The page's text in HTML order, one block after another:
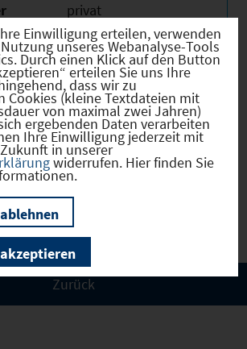
privat
keine Nutzung
Einwilligung erteilen, verwenden
unseres Webanalyse-Tools
Durch einen Klick auf den Button
erteilen Sie uns Ihre
dass wir zu
Cookies (kleine Textdateien mit
von maximal zwei Jahren)
ergebenden Daten verarbeiten
Ihre Einwilligung jederzeit mit
in unserer
widerrufen. Hier finden Sie